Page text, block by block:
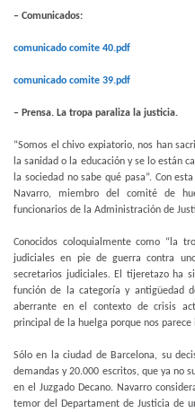
– Comunicados:
comunicado comite 40.pdf
comunicado comite 39.pdf
– Prensa. La tropa paraliza la justicia.
“Somos el chivo expiatorio, nos han
la sanidad o la educación y se lo están
la sociedad no sabe qué pasa”. Con
Navarro, miembro del comité de
funcionarios de la Administración de
Conocidos coloquialmente como “la
judiciales en pie de guerra contra
secretarios judiciales. El tijeretazo ha
función de la categoría y antigüedad
aberrante en el contexto de crisis
principal de la huelga porque nos
Sólo en la ciudad de Barcelona, su
demandas y 20.000 escritos, que ya no
en el Juzgado Decano. Navarro
temor del Departament de Justicia de